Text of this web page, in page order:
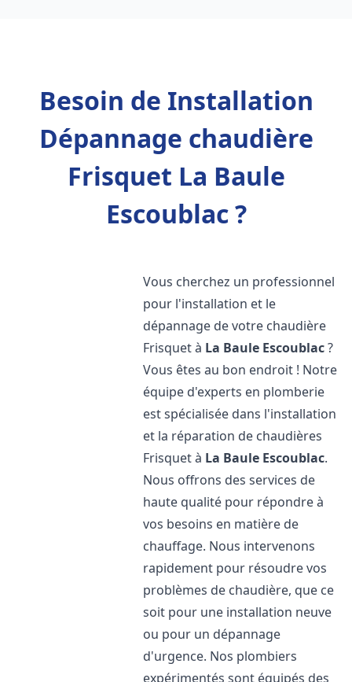
Besoin de Installation
Dépannage chaudière
Frisquet La Baule
Escoublac ?
Vous cherchez un professionnel
pour l'installation et le
dépannage de votre chaudière
Frisquet à La Baule Escoublac?
Vous êtes au bon endroit ! Notre
équipe d'experts en plomberie
est spécialisée dans l'installation
et la réparation de chaudières
Frisquet à La Baule Escoublac.
Nous offrons des services de
haute qualité pour répondre à
vos besoins en matière de
chauffage. Nous intervenons
rapidement pour résoudre vos
problèmes de chaudière, que ce
soit pour une installation neuve
ou pour un dépannage
d'urgence. Nos plombiers
expérimentés sont équipés des